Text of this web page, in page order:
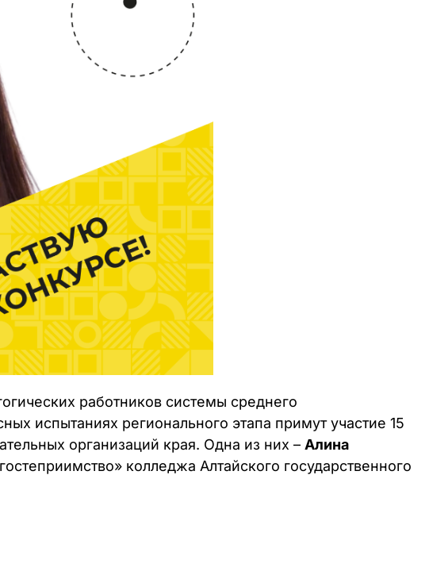
работников системы среднего
испытаниях регионального этапа примут участие 15
организаций края. Одна из них – Алина
колледжа Алтайского государственного